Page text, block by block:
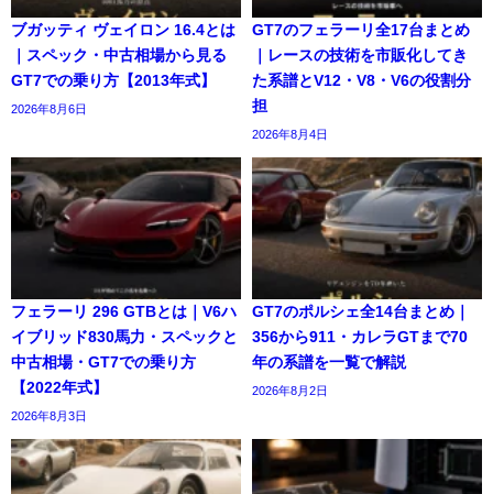
ブガッティ ヴェイロン 16.4とは
｜スペック・中古相場から見る
GT7での乗り方【2013年式】
2026年8月6日
GT7のフェラーリ全17台まとめ
｜レースの技術を市販化してき
た系譜とV12・V8・V6の役割分
担
2026年8月4日
フェラーリ 296 GTBとは｜V6ハ
イブリッド830馬力・スペックと
中古相場・GT7での乗り方
【2022年式】
2026年8月3日
GT7のポルシェ全14台まとめ｜
356から911・カレラGTまで70
年の系譜を一覧で解説
2026年8月2日